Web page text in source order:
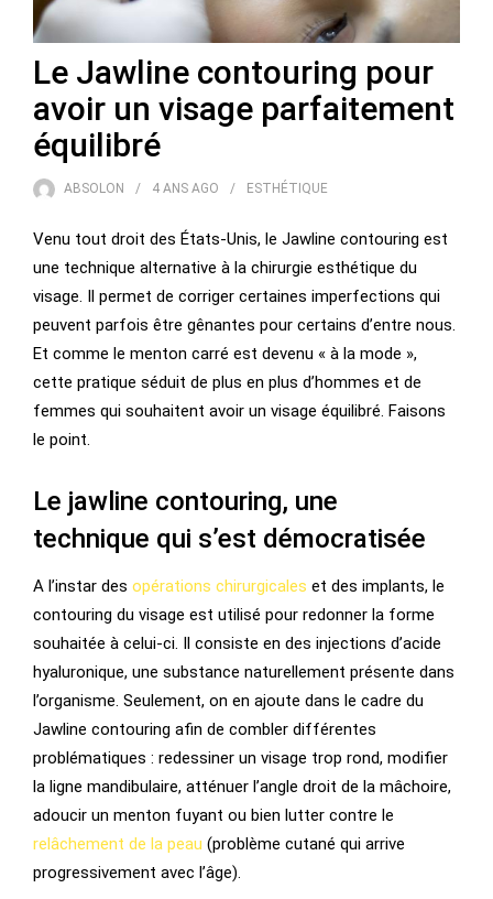
Le Jawline contouring pour
avoir un visage parfaitement
équilibré
ABSOLON 4 ANS AGO ESTHÉTIQUE
Venu tout droit des États-Unis, le Jawline contouring est
une technique alternative à la chirurgie esthétique du
visage. Il permet de corriger certaines imperfections qui
peuvent parfois être gênantes pour certains d’entre nous.
Et comme le menton carré est devenu « à la mode »,
cette pratique séduit de plus en plus d’hommes et de
femmes qui souhaitent avoir un visage équilibré. Faisons
le point.
Le jawline contouring, une
technique qui s’est démocratisée
A l’instar des opérations chirurgicales et des implants, le
contouring du visage est utilisé pour redonner la forme
souhaitée à celui-ci. Il consiste en des injections d’acide
hyaluronique, une substance naturellement présente dans
l’organisme. Seulement, on en ajoute dans le cadre du
Jawline contouring afin de combler différentes
problématiques : redessiner un visage trop rond, modifier
la ligne mandibulaire, atténuer l’angle droit de la mâchoire,
adoucir un menton fuyant ou bien lutter contre le
relâchement de la peau (problème cutané qui arrive
progressivement avec l’âge).